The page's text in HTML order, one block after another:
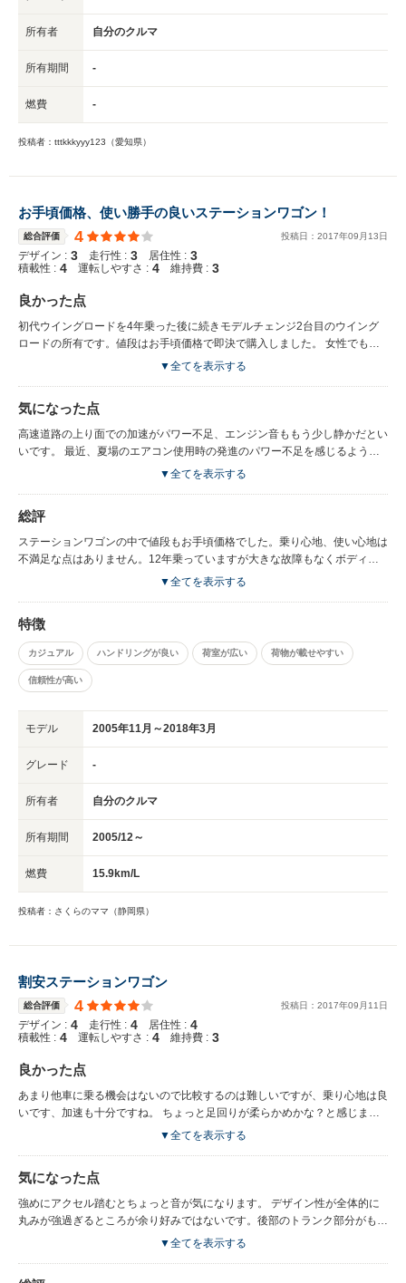
所有者 自分のクルマ
所有期間 -
燃費 -
投稿者：tttkkkyyy123（愛知県）
お手頃価格、使い勝手の良いステーションワゴン！
総合評価 4 投稿日： 2017年09 月 13日
デザイン : 3 走行性 : 3 居住性 : 3
積載性 : 4 運転しやすさ : 4 維持費 : 3
良かった点
初代ウイングロードを4年乗った後に続きモデルチェンジ2台目のウイング
ロードの所有です。値段はお手頃価格で即決で購入しました。 女性でも運
転のしやすさ、トランクのスペースが広く、使い勝手が気に入ってます。子
たが、ウイングロードはとても気にいっていて、この車以上に乗りたい車が
見つからず愛着もあるので、なかなか手放せません。
▼全てを表示する
気になった点
高速道路の上り面での加速がパワー不足、エンジン音ももう少し静かだとい
いです。 最近、夏場のエアコン使用時の発進のパワー不足を感じるように
▼全てを表示する
総評
ステーションワゴンの中で値段もお手頃価格でした。乗り心地、使い心地は
不満足な点はありません。12年乗っていますが大きな故障もなくボディも
いまだにピカピカです。塗装の剥がれもなくきれいな状態を保っています。
甲斐がありました。とても気に入ってる車なので新しいモデルが出たら迷わ
ず購入したいです。
▼全てを表示する
特徴
カジュアル ハンドリングが良い 荷室が広い 荷物が載せやすい
信頼性が高い
モデル 2005年11月～2018年3月
グレード -
所有者 自分のクルマ
所有期間 2005/12～
燃費 15.9km/L
投稿者：さくらのママ（静岡県）
割安ステーションワゴン
総合評価 4 投稿日： 2017年09 月 11 日
デザイン : 4 走行性 : 4 居住性 : 4
積載性 : 4 運転しやすさ : 4 維持費 : 3
良かった点
あまり他車に乗る機会はないので比較するのは難しいですが、乗り心地は良
いです、加速も十分ですね。 ちょっと足回りが柔らかめかな？と感じまし
たが、カーブで怖いとかそういう事は無かったの全く問題無しです。CVTも
見易いです。 バックモニターを付けるか購入時に迷いましたが、使いだす
とモニター表示も分かりやすく、今では駐車する時は欠かせません！
▼全てを表示する
気になった点
強めにアクセル踏むとちょっと音が気になります。 デザイン性が全体的に
丸みが強過ぎるところが余り好みではないです。後部のトランク部分がもう
少し角ばっていればカッコ良かったと思います。 後部座席にドリンクホル
▼全てを表示する